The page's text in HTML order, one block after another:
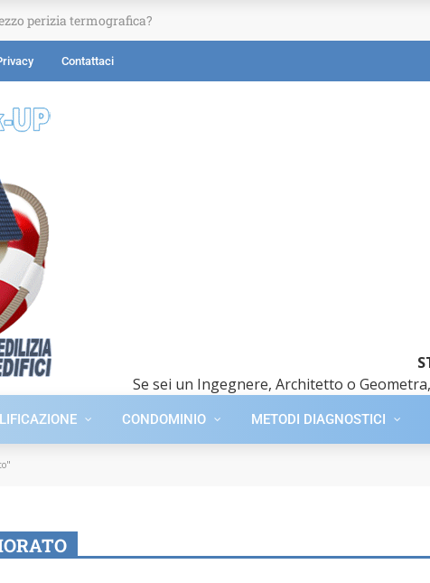
perizia termografica?
Contattaci
Se sei un Ingegnere, Architetto o
CONDOMINIO METODI DIAGNOSTICI